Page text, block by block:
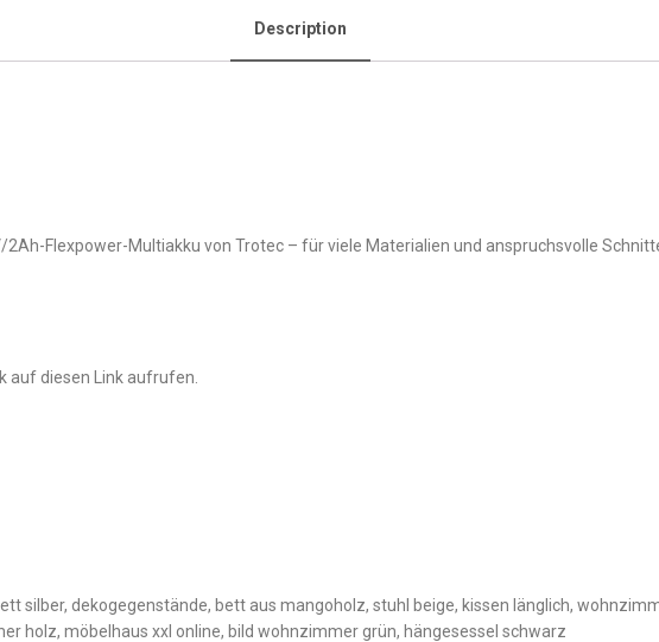
Description
Flexpower-Multiakku von Trotec – für viele Materialien und anspruchsvolle
auf diesen Link aufrufen.
silber, dekogegenstände, bett aus mangoholz, stuhl beige, kissen länglich,
holz, möbelhaus xxl online, bild wohnzimmer grün, hängesessel schwarz